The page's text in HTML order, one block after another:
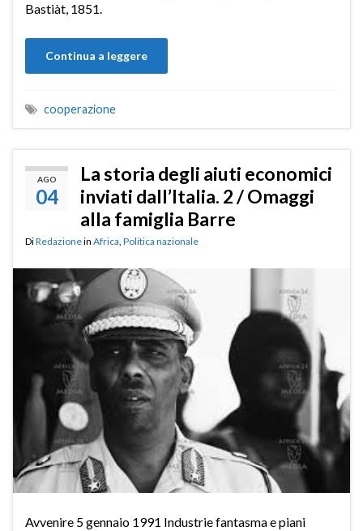
Bastiàt, 1851.
Continua a leggere
cooperazione
AGO
04
La storia degli aiuti economici
inviati dall’Italia. 2 / Omaggi
alla famiglia Barre
DiRedazionein Africa, Politica nazionale
Avvenire 5 gennaio 1991 Industrie fantasma e piani